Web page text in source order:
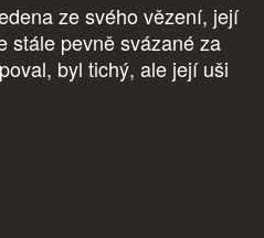
ze svého vězení, její
stále pevně svázané za
byl tichý, ale její uši